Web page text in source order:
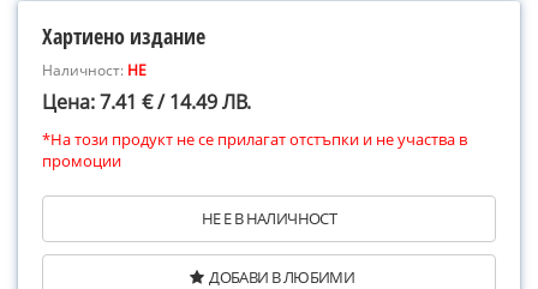
Хартиено издание
Наличност: НЕ
Цена: 7.41 € / 14.49 ЛВ.
*На този продукт не се прилагат отстъпки и не участва в
промоции
НЕ Е В НАЛИЧНОСТ
ДОБАВИ В ЛЮБИМИ